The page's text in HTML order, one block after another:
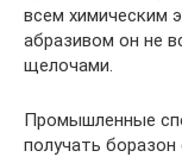
всем химическим
абразивом он не
щелочами.
Промышленные
получать